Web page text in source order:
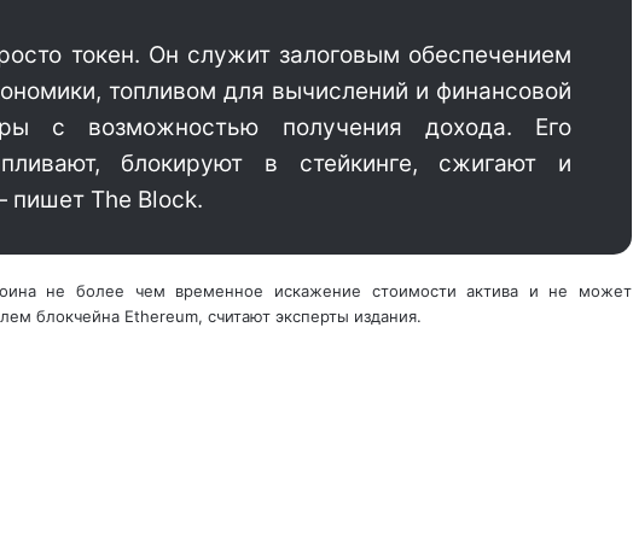
токен. Он служит залоговым обеспечением
топливом для вычислений и финансовой
с возможностью получения дохода. Его
блокируют в стейкинге, сжигают и
пишет The Block.
не более чем временное искажение стоимости актива и не может
блокчейна Ethereum, считают эксперты издания.